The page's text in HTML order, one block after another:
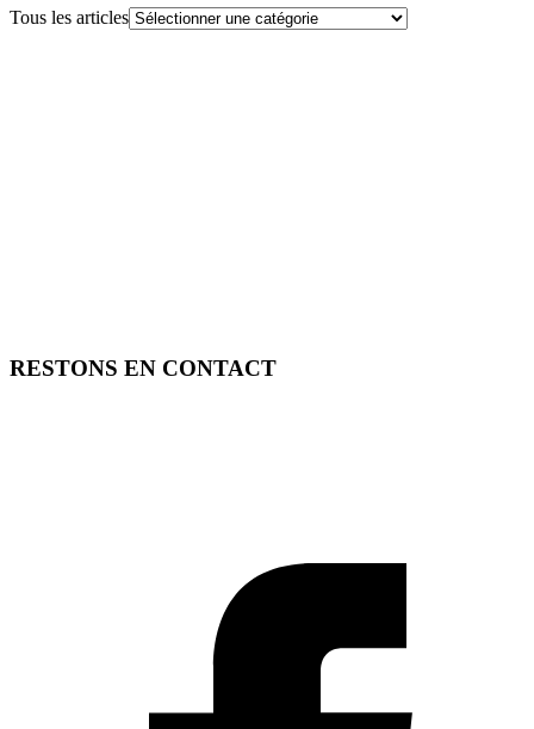
Tous les articles
RESTONS EN CONTACT